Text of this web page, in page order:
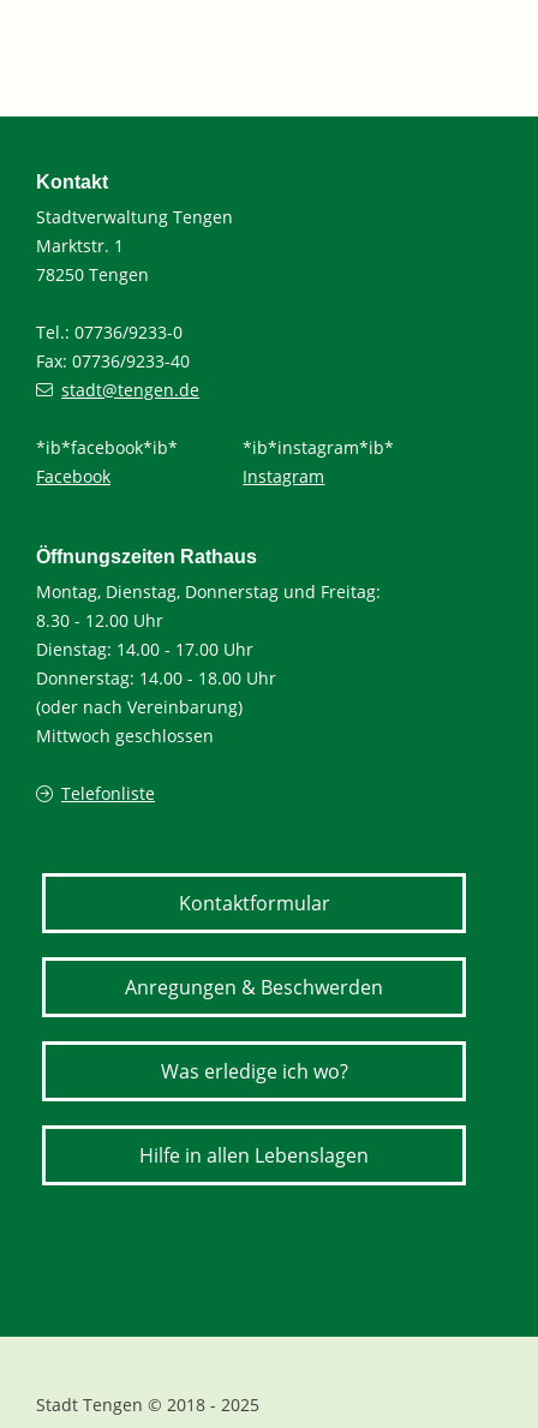
Kontakt
Stadtverwaltung Tengen
Marktstr. 1
78250 Tengen
Tel.: 07736/9233-0
Fax: 07736/9233-40
stadt@tengen.de
*ib*facebook*ib*
Facebook
*ib*instagram*ib*
Instagram
Öffnungszeiten Rathaus
Montag, Dienstag, Donnerstag und Freitag:
8.30 - 12.00 Uhr
Dienstag: 14.00 - 17.00 Uhr
Donnerstag: 14.00 - 18.00 Uhr
(oder nach Vereinbarung)
Mittwoch geschlossen
Telefonliste
Kontaktformular
Anregungen & Beschwerden
Was erledige ich wo?
Hilfe in allen Lebenslagen
Stadt Tengen © 2018 - 2025